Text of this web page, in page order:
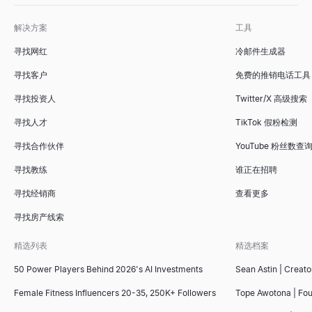
解决方案
寻找网红
寻找客户
寻找投资人
寻找人才
寻找合作伙伴
寻找教练
寻找经销商
寻找房产线索
工具
冷邮件生成器
免费的推销电话工具
Twitter/X 高级搜索
TikTok 假粉检测
YouTube 粉丝数查询
谁正在招聘
查看更多
精选列表
50 Power Players Behind 2026's AI Investments
Female Fitness Influencers 20-35, 250K+ Followers
精选档案
Sean Astin |
Tope Awotona |